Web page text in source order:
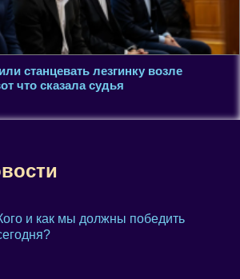
станцевать лезгинку возле
что сказала судья
и как мы должны победить